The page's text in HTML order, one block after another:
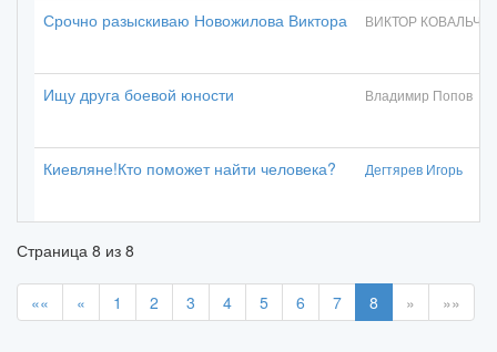
Срочно разыскиваю Новожилова Виктора ВИКТОР КОВАЛЬЧУК
Ищу друга боевой юности Владимир Попов
Киевляне!Кто поможет найти человека? Дегтярев Игорь
Страница 8 из 8
«« « 1 2 3 4 5 6 7 8 » »»